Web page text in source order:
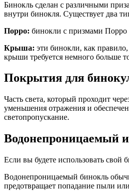
Бинокль сделан с различными призами стиля внутри. Без призм все, на что вы смотрите, будет выглядеть вверх ногами из-за того, как лучи света проходят через линзы, которые находятся
внутри бинокля. Существует два
Порро: бинокли с призмами Порро
Крыша: эти бинокли, как
крыши требуется немного больше
Покрытия для
Часть света, который проходит через линзы в бинокль, отражается далеко. Это отражение уменьшает количество света, проходящего через линзы, и делает изображение темным. Для
уменьшения отражения и
светопропускание.
Водонепроницаемый
Если вы будете использовать
Водонепроницаемый бинокль
предотвращает попадание пыли